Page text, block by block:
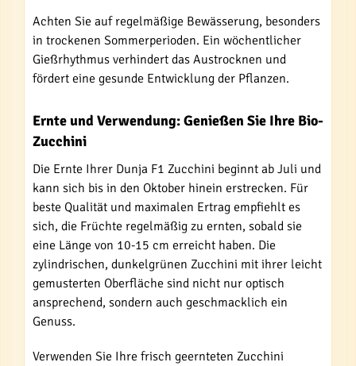
Achten Sie auf regelmäßige Bewässerung, besonders
in trockenen Sommerperioden. Ein wöchentlicher
Gießrhythmus verhindert das Austrocknen und
fördert eine gesunde Entwicklung der Pflanzen.
Ernte und Verwendung: Genießen Sie Ihre Bio-
Zucchini
Die Ernte Ihrer Dunja F1 Zucchini beginnt ab Juli und
kann sich bis in den Oktober hinein erstrecken. Für
beste Qualität und maximalen Ertrag empfiehlt es
sich, die Früchte regelmäßig zu ernten, sobald sie
eine Länge von 10-15 cm erreicht haben. Die
zylindrischen, dunkelgrünen Zucchini mit ihrer leicht
gemusterten Oberfläche sind nicht nur optisch
ansprechend, sondern auch geschmacklich ein
Genuss.
Verwenden Sie Ihre frisch geernteten Zucchini